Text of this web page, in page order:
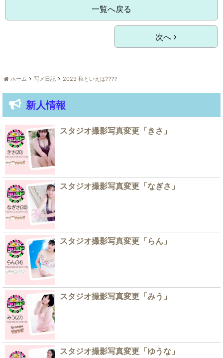
一覧へ戻る
次へ
ホーム 写メ日記 2023 秋といえば????
新人情報
スタジオ撮影写真変更「きさ」
スタジオ撮影写真変更「なぎさ」
スタジオ撮影写真変更「らん」
スタジオ撮影写真変更「みう」
スタジオ撮影写真変更「ゆうな」